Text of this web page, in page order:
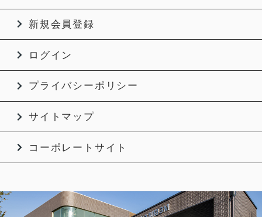
新規会員登録
ログイン
プライバシーポリシー
サイトマップ
コーポレートサイト